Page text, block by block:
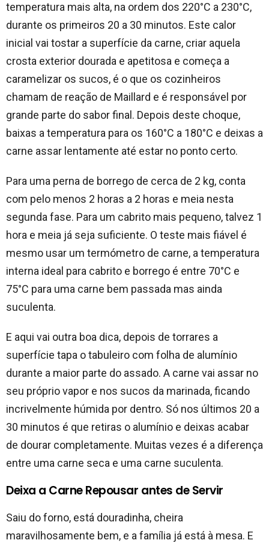
temperatura mais alta, na ordem dos 220°C a 230°C,
durante os primeiros 20 a 30 minutos. Este calor
inicial vai tostar a superfície da carne, criar aquela
crosta exterior dourada e apetitosa e começa a
caramelizar os sucos, é o que os cozinheiros
chamam de reação de Maillard e é responsável por
grande parte do sabor final. Depois deste choque,
baixas a temperatura para os 160°C a 180°C e deixas a
carne assar lentamente até estar no ponto certo.
Para uma perna de borrego de cerca de 2 kg, conta
com pelo menos 2 horas a 2 horas e meia nesta
segunda fase. Para um cabrito mais pequeno, talvez 1
hora e meia já seja suficiente. O teste mais fiável é
mesmo usar um termómetro de carne, a temperatura
interna ideal para cabrito e borrego é entre 70°C e
75°C para uma carne bem passada mas ainda
suculenta.
E aqui vai outra boa dica, depois de torrares a
superfície tapa o tabuleiro com folha de alumínio
durante a maior parte do assado. A carne vai assar no
seu próprio vapor e nos sucos da marinada, ficando
incrivelmente húmida por dentro. Só nos últimos 20 a
30 minutos é que retiras o alumínio e deixas acabar
de dourar completamente. Muitas vezes é a diferença
entre uma carne seca e uma carne suculenta.
Deixa a Carne Repousar antes de Servir
Saiu do forno, está douradinha, cheira
maravilhosamente bem, e a família já está à mesa. E